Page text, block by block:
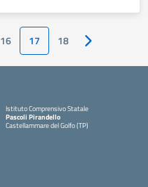
16 17 18 Pagina
Istituto Comprensivo Statale
Pascoli Pirandello
Castellammare del Golfo (TP)